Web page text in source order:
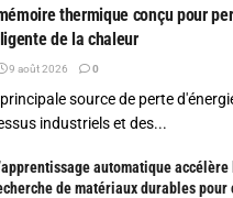
thermique conçu pour
de la chaleur
9 août 2026 0
source de perte
industriels et des...
automatique accélère
de matériaux durables pour